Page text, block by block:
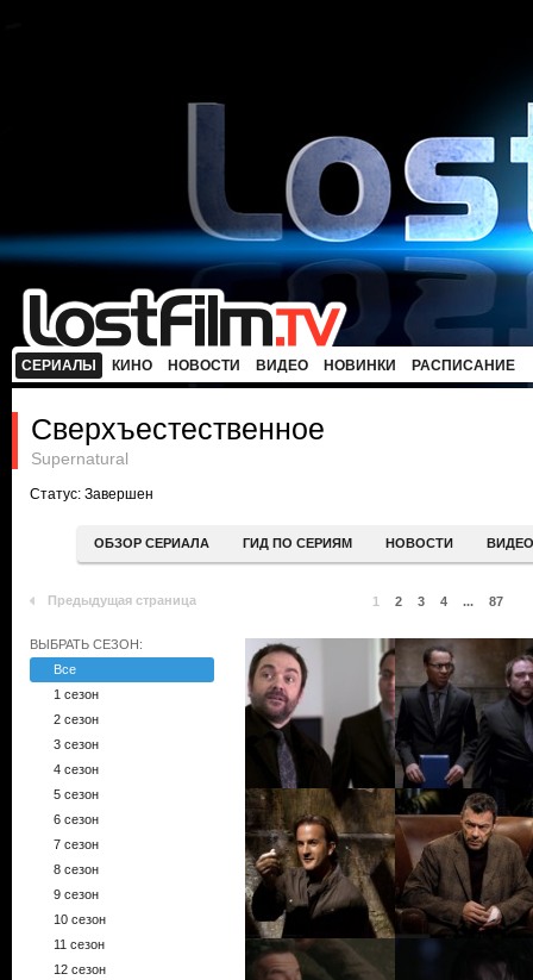
СЕРИАЛЫ КИНО НОВОСТИ ВИДЕО НОВИНКИ РАСПИСАНИЕ
Сверхъестественное
Supernatural
Статус: Завершен
ОБЗОР СЕРИАЛА ГИД ПО СЕРИЯМ НОВОСТИ ВИДЕО
Предыдущая страница 1 2 3 4 ... 87
ВЫБРАТЬ СЕЗОН:
Все
1 сезон
2 сезон
3 сезон
4 сезон
5 сезон
6 сезон
7 сезон
8 сезон
9 сезон
10 сезон
11 сезон
12 сезон